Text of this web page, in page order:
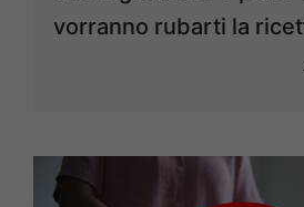
vorranno rubarti la